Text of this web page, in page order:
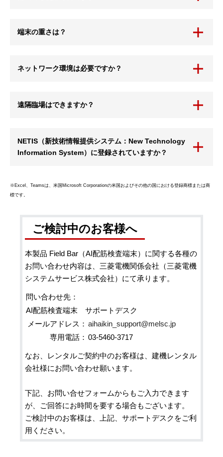
端末の重さは？
ネットワーク環境は必要ですか？
遠隔臨場はできますか？
NETIS（新技術情報提供システム：New Technology
Information System）に登録されていますか？
※Excel、Teamsは、米国Microsoft Corporationの米国およびその他の国における登録商標または商
標です。
ご検討中のお客様へ
本製品 Field Bar（AI配筋検査端末）に関する各種の
お問い合わせ内容は、三菱電機関係会社（三菱電機
システムサービス株式会社）にて承ります。
問い合わせ先：
AI配筋検査端末 サポートデスク
メールアドレス： aihaikin_support@melsc.jp
専用電話： 03-5460-3717
なお、レンタルご契約中のお客様は、建機レンタル
会社様にお問い合わせ願います。
下記、お問い合せフォームからもご入力できます
が、ご回答にお時間を要する場合もございます。
ご検討中のお客様は、上記、サポートデスクをご利
用ください。